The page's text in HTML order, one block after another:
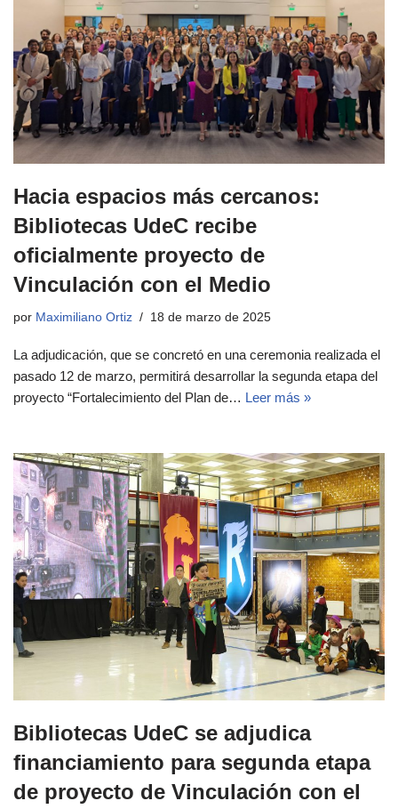
Hacia espacios más cercanos:
Bibliotecas UdeC recibe
oficialmente proyecto de
Vinculación con el Medio
por Maximiliano Ortiz 18 de marzo de 2025
La adjudicación, que se concretó en una ceremonia realizada el
pasado 12 de marzo, permitirá desarrollar la segunda etapa del
proyecto “Fortalecimiento del Plan de… Leer más »
Bibliotecas UdeC se adjudica
financiamiento para segunda etapa
de proyecto de Vinculación con el